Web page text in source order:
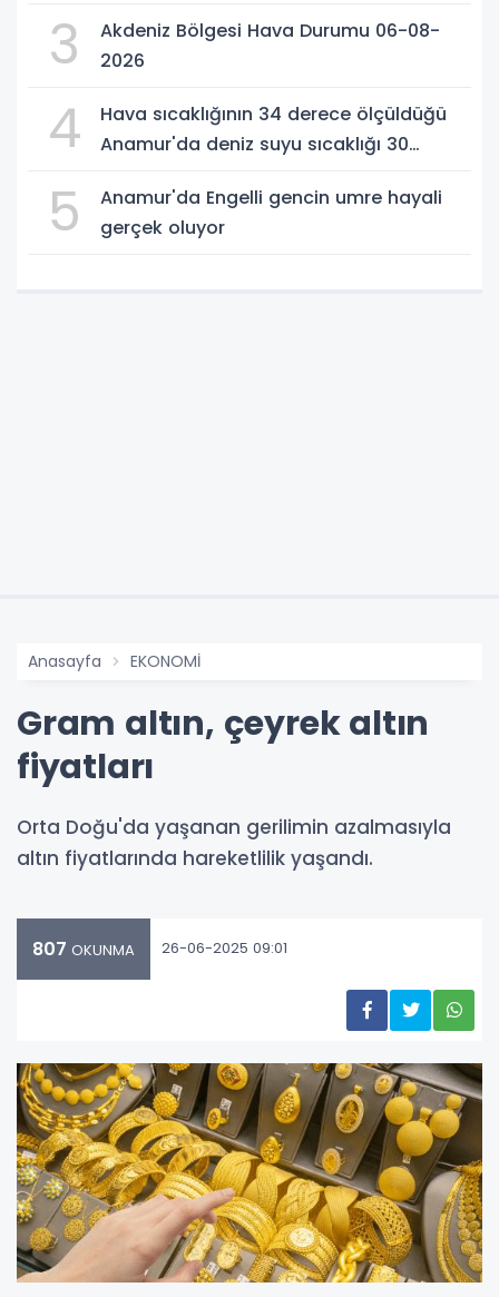
3
Akdeniz Bölgesi Hava Durumu 06-08-
2026
4
Hava sıcaklığının 34 derece ölçüldüğü
Anamur'da deniz suyu sıcaklığı 30
5
Anamur'da Engelli gencin umre hayali
gerçek oluyor
Anasayfa EKONOMİ
Gram altın, çeyrek altın
fiyatları
Orta Doğu'da yaşanan gerilimin azalmasıyla
altın fiyatlarında hareketlilik yaşandı.
807 OKUNMA 26-06-2025 09:01